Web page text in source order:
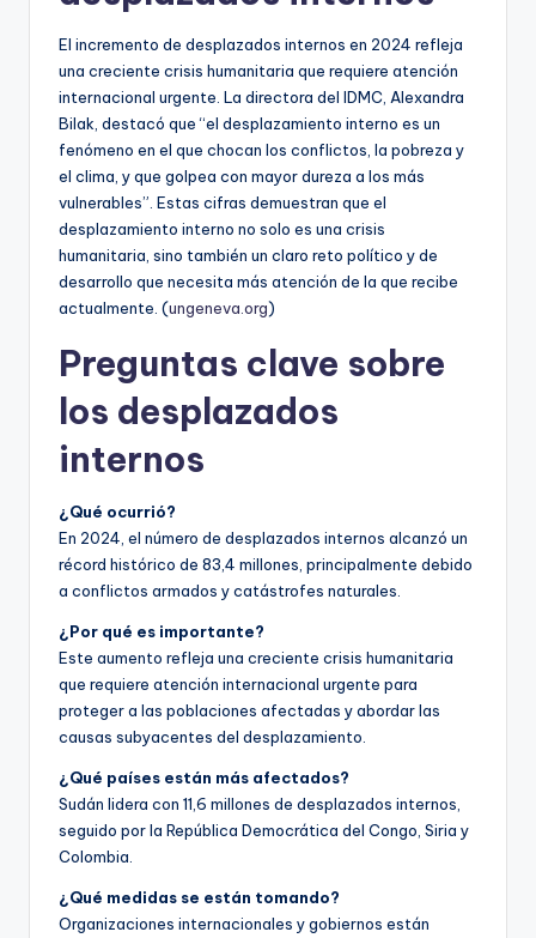
El incremento de desplazados internos en 2024 refleja
una creciente crisis humanitaria que requiere atención
internacional urgente. La directora del IDMC, Alexandra
Bilak, destacó que “el desplazamiento interno es un
fenómeno en el que chocan los conflictos, la pobreza y
el clima, y que golpea con mayor dureza a los más
vulnerables”. Estas cifras demuestran que el
desplazamiento interno no solo es una crisis
humanitaria, sino también un claro reto político y de
desarrollo que necesita más atención de la que recibe
actualmente. (ungeneva.org)
Preguntas clave sobre
los desplazados
internos
¿Qué ocurrió?
En 2024, el número de desplazados internos alcanzó un
récord histórico de 83,4 millones, principalmente debido
a conflictos armados y catástrofes naturales.
¿Por qué es importante?
Este aumento refleja una creciente crisis humanitaria
que requiere atención internacional urgente para
proteger a las poblaciones afectadas y abordar las
causas subyacentes del desplazamiento.
¿Qué países están más afectados?
Sudán lidera con 11,6 millones de desplazados internos,
seguido por la República Democrática del Congo, Siria y
Colombia.
¿Qué medidas se están tomando?
Organizaciones internacionales y gobiernos están